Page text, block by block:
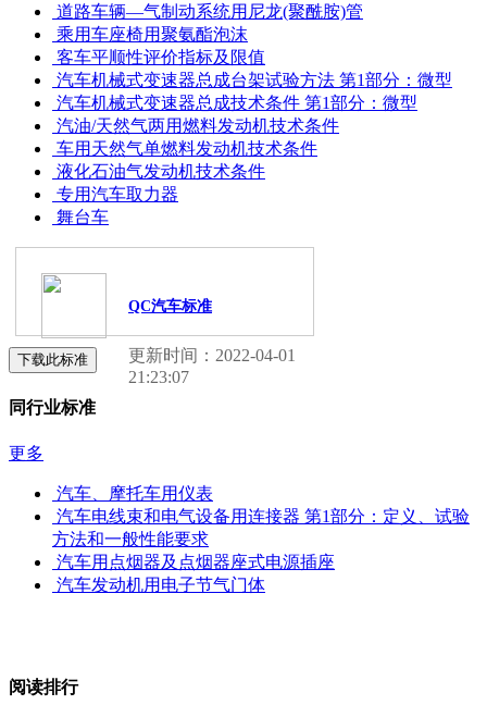
道路车辆—气制动系统用尼龙(聚酰胺)管
乘用车座椅用聚氨酯泡沫
客车平顺性评价指标及限值
汽车机械式变速器总成台架试验方法 第1部分：微型
汽车机械式变速器总成技术条件 第1部分：微型
汽油/天然气两用燃料发动机技术条件
车用天然气单燃料发动机技术条件
液化石油气发动机技术条件
专用汽车取力器
舞台车
QC汽车标准
更新时间：2022-04-01
21:23:07
下载此标准
同行业标准
更多
汽车、摩托车用仪表
汽车电线束和电气设备用连接器 第1部分：定义、试验
方法和一般性能要求
汽车用点烟器及点烟器座式电源插座
汽车发动机用电子节气门体
阅读排行